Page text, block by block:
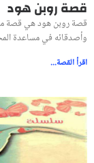
قصة روبن هود
قصة روبن هود هي قصة
وأصدقائه في مساعدة
اقرأ القصة...